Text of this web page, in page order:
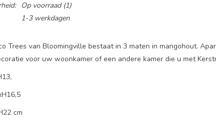
Op voorraad(1)
1-3 werkdagen
Trees van Bloomingville bestaat in 3 maten in mangohout.
voor uw woonkamer of een andere kamer die u met
cm